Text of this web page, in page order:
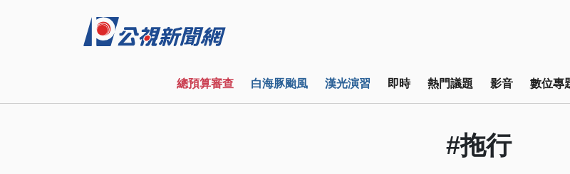
總預算審查 白海豚颱風 漢光演習 即時 熱門議題 影音 數位專
#拖行